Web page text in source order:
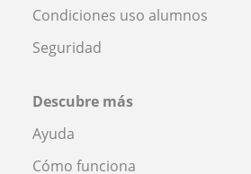
Condiciones uso alumnos
Seguridad
Descubre más
Ayuda
Cómo funciona